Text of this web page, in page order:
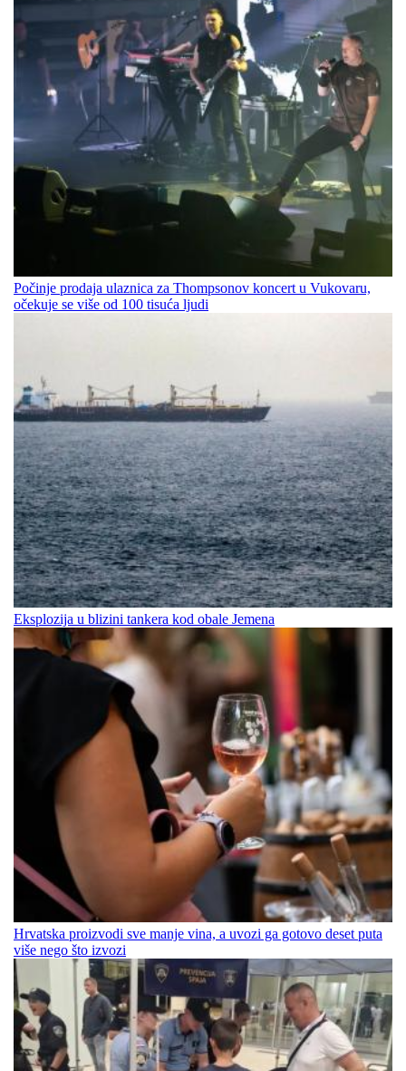
Počinje prodaja ulaznica za Thompsonov koncert u Vukovaru,
očekuje se više od 100 tisuća ljudi
Eksplozija u blizini tankera kod obale Jemena
Hrvatska proizvodi sve manje vina, a uvozi ga gotovo deset puta
više nego što izvozi